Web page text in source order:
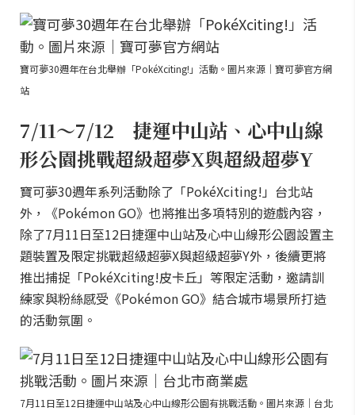
寶可夢30週年在台北舉辦「PokéXciting!」活動。圖片來源｜寶可夢官方網
站
7/11～7/12 捷運中山站、心中山線
形公園挑戰超級超夢X與超級超夢Y
寶可夢30週年系列活動除了「PokéXciting!」台北站
外，《Pokémon GO》也將推出多項特別的遊戲內容，
除了7月11日至12日捷運中山站及心中山線形公園設置主
題裝置及限定挑戰超級超夢X與超級超夢Y外，後續更將
推出捕捉「PokéXciting!皮卡丘」等限定活動，邀請訓
練家與粉絲感受《Pokémon GO》結合城市場景所打造
的活動氛圍。
7月11日至12日捷運中山站及心中山線形公園有挑戰活動。圖片來源｜台北